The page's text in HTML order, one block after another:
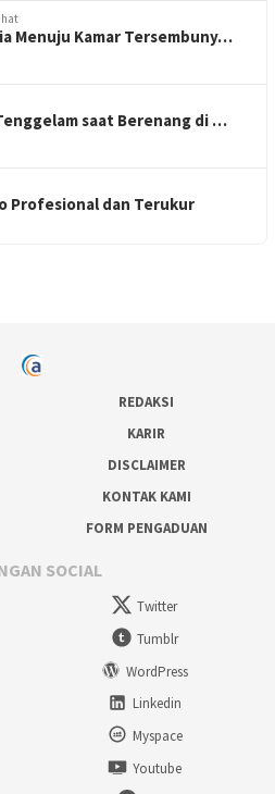
Menuju Kamar Tersembuny…
saat Berenang di …
Profesional dan Terukur
REDAKSI
KARIR
DISCLAIMER
KONTAK KAMI
FORM PENGADUAN
SOCIAL
Twitter
Tumblr
WordPress
Linkedin
Myspace
Youtube